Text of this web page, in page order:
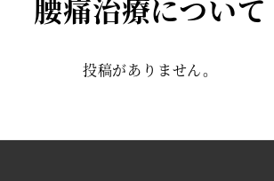
腰痛治療について
投稿がありません。